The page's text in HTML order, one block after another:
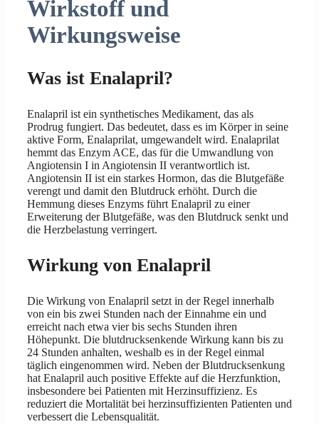
Wirkstoff und
Wirkungsweise
Was ist Enalapril?
Enalapril ist ein synthetisches Medikament, das als
Prodrug fungiert. Das bedeutet, dass es im Körper in seine
aktive Form, Enalaprilat, umgewandelt wird. Enalaprilat
hemmt das Enzym ACE, das für die Umwandlung von
Angiotensin I in Angiotensin II verantwortlich ist.
Angiotensin II ist ein starkes Hormon, das die Blutgefäße
verengt und damit den Blutdruck erhöht. Durch die
Hemmung dieses Enzyms führt Enalapril zu einer
Erweiterung der Blutgefäße, was den Blutdruck senkt und
die Herzbelastung verringert.
Wirkung von Enalapril
Die Wirkung von Enalapril setzt in der Regel innerhalb
von ein bis zwei Stunden nach der Einnahme ein und
erreicht nach etwa vier bis sechs Stunden ihren
Höhepunkt. Die blutdrucksenkende Wirkung kann bis zu
24 Stunden anhalten, weshalb es in der Regel einmal
täglich eingenommen wird. Neben der Blutdrucksenkung
hat Enalapril auch positive Effekte auf die Herzfunktion,
insbesondere bei Patienten mit Herzinsuffizienz. Es
reduziert die Mortalität bei herzinsuffizienten Patienten und
verbessert die Lebensqualität.